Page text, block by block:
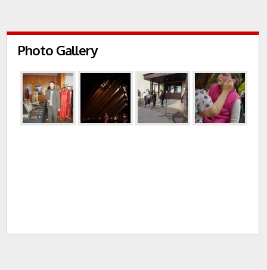
Photo Gallery